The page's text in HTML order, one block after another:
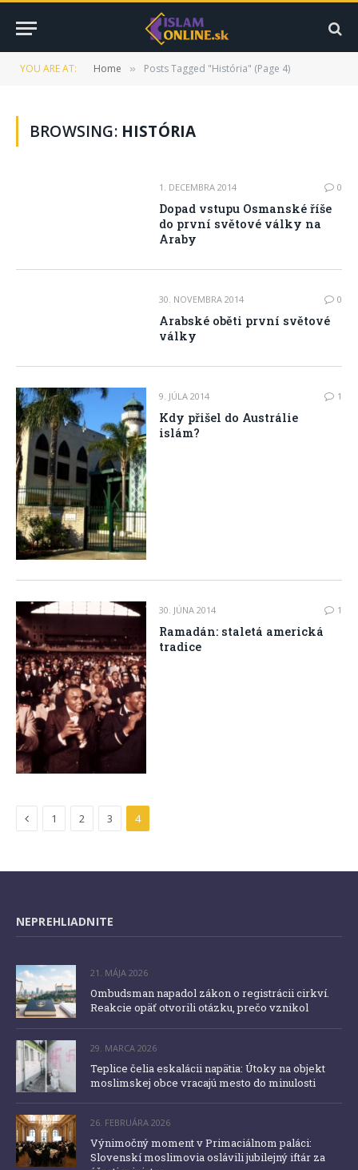
YOU ARE AT: Home » Posts Tagged "História" (Page 4)
BROWSING: HISTÓRIA
1. DECEMBRA 2014 0
Dopad vstupu Osmanské říše
do první světové války na
Araby
30. NOVEMBRA 2014 0
Arabské oběti první světové
války
9. JÚLA 2014 1
Kdy přišel do Austrálie
islám?
30. JÚNA 2014 1
Ramadán: staletá americká
tradice
Previous
1 2 3 4
NEPREHLIADNITE
21. MÁJA 2026
Ombudsman napadol zákon o registrácii cirkví.
Reakcie opäť otvorili otázku, prečo vznikol
29. MARCA 2026
Teplice čelia eskalácii napätia: Útoky na objekt
moslimskej obce vracajú mesto do minulosti
26. FEBRUÁRA 2026
Výnimočný moment v Primaciálnom paláci:
Slovenskí moslimovia oslávili jubilejný iftár za